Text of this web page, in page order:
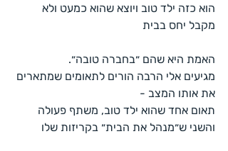
הוא כזה ילד טוב ויוצא שהוא כמעט ולא
מקבל יחס בבית
האמת היא שהם ״בחברה טובה״.
מגיעים אלי הרבה הורים לתאומים שמתארים
את אותו המצב -
תאום אחד שהוא ילד טוב, משתף פעולה
והשני ש״מנהל את הבית״ בקריזות שלו